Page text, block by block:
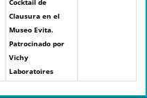
Cocktail de
Clausura en el
Museo Evita.
Patrocinado por
Vichy
Laboratoires